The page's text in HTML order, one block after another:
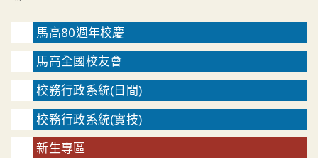
馬高80週年校慶
馬高全國校友會
校務行政系統(日間)
校務行政系統(實技)
新生專區